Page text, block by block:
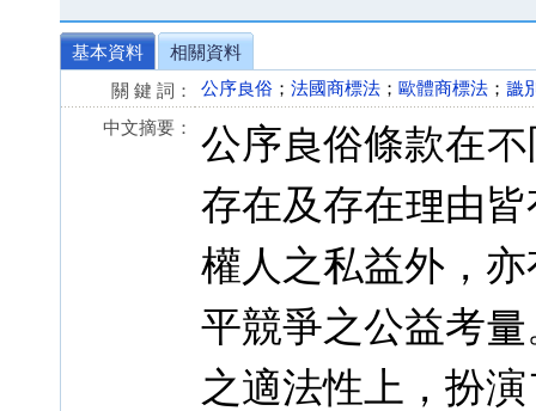
基本資料
相關資料
關 鍵 詞：
公序良俗 ； 法國商標法 ； 歐體商標法 ； 識
中文摘要：
公序良俗條款在
存在及存在理由
權人之私益外，
平競爭之公益考
之適法性上，扮